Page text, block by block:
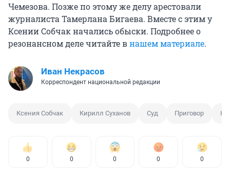
Чемезова. Позже по этому же делу арестовали
журналиста Тамерлана Бигаева. Вместе с этим у
Ксении Собчак начались обыски. Подробнее о
резонансном деле читайте внашем материале.
Иван Некрасов
Корреспондент национальной редакции
Ксения Собчак Кирилл Суханов Суд Приговор
0 0 0 0 0